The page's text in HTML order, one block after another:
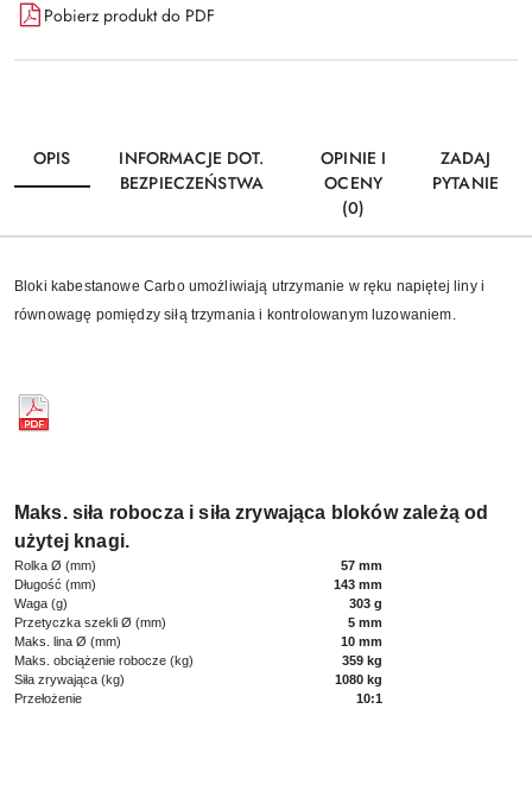
Pobierz produkt do PDF
OPIS
INFORMACJE DOT.
BEZPIECZEŃSTWA
OPINIE I
OCENY
(0)
ZADAJ
PYTANIE
Bloki kabestanowe Carbo umożliwiają utrzymanie w ręku napiętej liny i
równowagę pomiędzy siłą trzymania i kontrolowanym luzowaniem.
Maks. siła robocza i siła zrywająca bloków zależą od
użytej knagi.
Rolka Ø (mm)
57 mm
Długość (mm)
143 mm
Waga (g)
303 g
Przetyczka szekli Ø (mm)
5 mm
Maks. lina Ø (mm)
10 mm
Maks. obciążenie robocze (kg)
359 kg
Siła zrywająca (kg)
1080 kg
Przełożenie
10:1